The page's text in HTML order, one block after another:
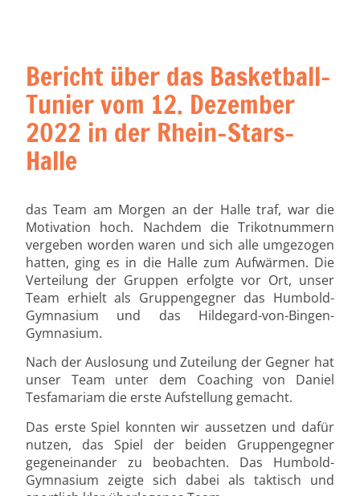
Bericht über das Basketball-
Tunier vom 12. Dezember
2022 in der Rhein-Stars-
Halle
das Team am Morgen an der Halle traf, war die
Motivation hoch. Nachdem die Trikotnummern
vergeben worden waren und sich alle umgezogen
hatten, ging es in die Halle zum Aufwärmen. Die
Verteilung der Gruppen erfolgte vor Ort, unser
Team erhielt als Gruppengegner das Humbold-
Gymnasium und das Hildegard-von-Bingen-
Gymnasium.
Nach der Auslosung und Zuteilung der Gegner hat
unser Team unter dem Coaching von Daniel
Tesfamariam die erste Aufstellung gemacht.
Das erste Spiel konnten wir aussetzen und dafür
nutzen, das Spiel der beiden Gruppengegner
gegeneinander zu beobachten. Das Humbold-
Gymnasium zeigte sich dabei als taktisch und